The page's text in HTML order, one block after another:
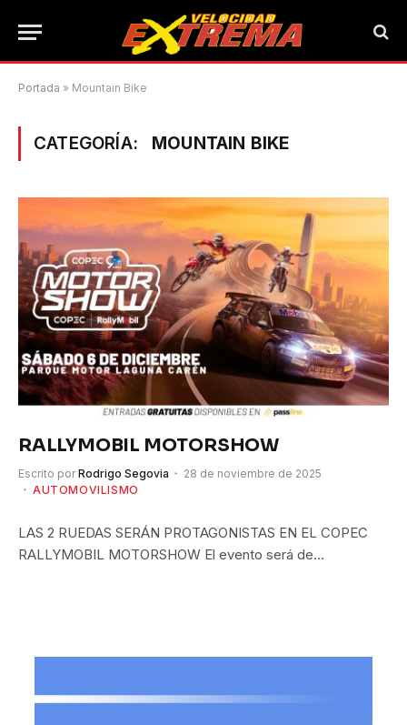
Portada » Mountain Bike
CATEGORÍA: MOUNTAIN BIKE
RALLYMOBIL MOTORSHOW
Escrito por Rodrigo Segovia
28 de noviembre de 2025
AUTOMOVILISMO
LAS 2 RUEDAS SERÁN PROTAGONISTAS EN EL COPEC
RALLYMOBIL MOTORSHOW El evento será de…